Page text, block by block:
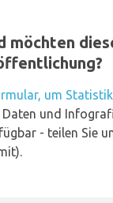
möchten
um
und
- teilen Sie